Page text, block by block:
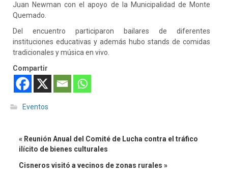
Juan Newman con el apoyo de la Municipalidad de Monte
Quemado.
Del encuentro participaron bailares de diferentes
instituciones educativas y además hubo stands de comidas
tradicionales y música en vivo.
Compartir
Eventos
« Reunión Anual del Comité de Lucha contra el tráfico
ilícito de bienes culturales
Cisneros visitó a vecinos de zonas rurales »